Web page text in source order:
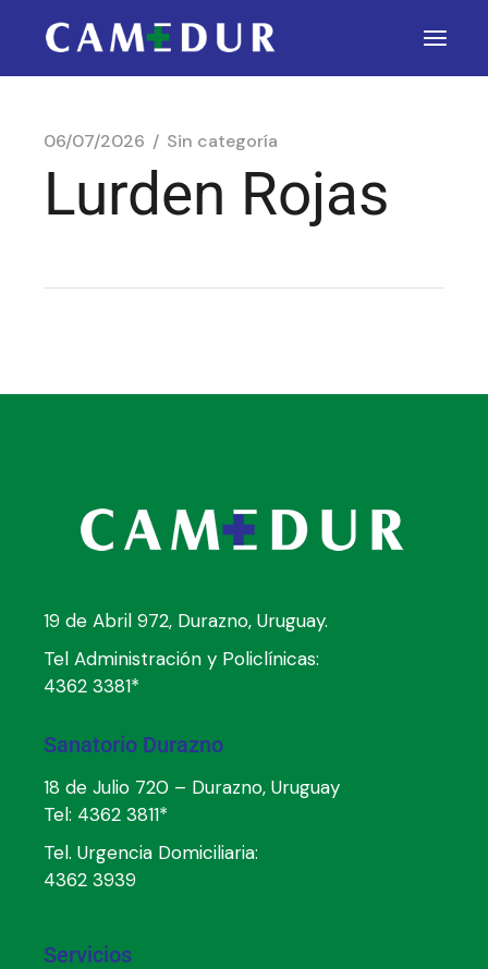
06/07/2026 Sin categoría
Lurden Rojas
19 de Abril 972, Durazno, Uruguay.
Tel Administración y Policlínicas:
4362 3381*
Sanatorio Durazno
18 de Julio 720 – Durazno, Uruguay
Tel: 4362 3811*
Tel. Urgencia Domiciliaria:
4362 3939
Servicios